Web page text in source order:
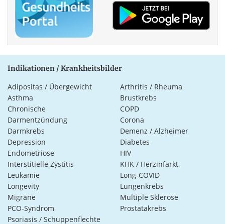
Indikationen / Krankheitsbilder
Adipositas / Übergewicht
Arthritis / Rheuma
Asthma
Brustkrebs
Chronische
Darmentzündung
COPD
Corona
Darmkrebs
Demenz / Alzheimer
Depression
Diabetes
Endometriose
HIV
Interstitielle Zystitis
KHK / Herzinfarkt
Leukämie
Long-COVID
Longevity
Lungenkrebs
Migräne
Multiple Sklerose
PCO-Syndrom
Prostatakrebs
Psoriasis / Schuppenflechte